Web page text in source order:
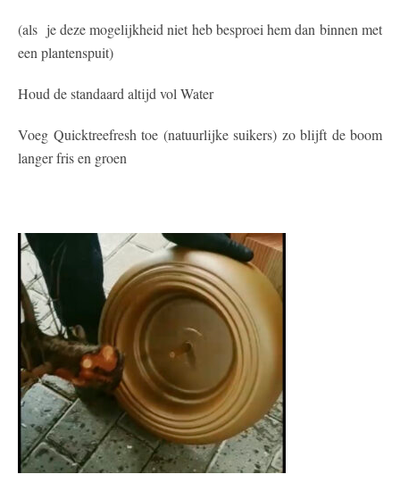
(als je deze mogelijkheid niet heb besproei hem dan binnen met
een plantenspuit)
Houd de standaard altijd vol Water
Voeg Quicktreefresh toe (natuurlijke suikers) zo blijft de boom
langer fris en groen